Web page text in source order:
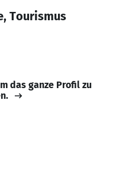
Tourismus
das ganze Profil zu